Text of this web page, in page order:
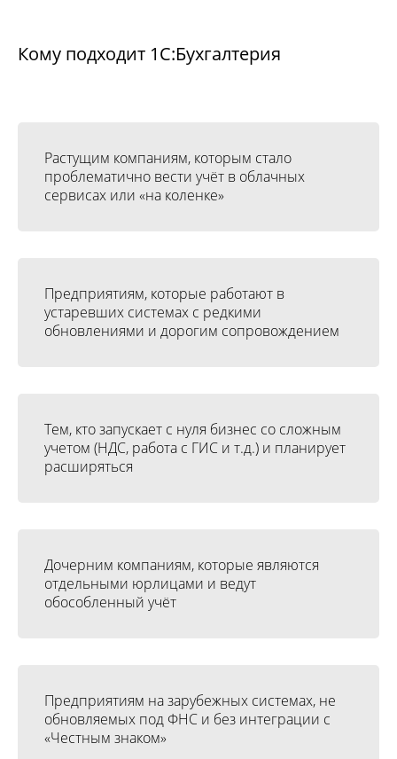
Кому подходит 1С:Бухгалтерия
Растущим компаниям, которым стало
проблематично вести учёт в облачных
сервисах или «на коленке»
Предприятиям, которые работают в
устаревших системах с редкими
обновлениями и дорогим сопровождением
Тем, кто запускает с нуля бизнес со сложным
учетом (НДС, работа с ГИС и т.д.) и планирует
расширяться
Дочерним компаниям, которые являются
отдельными юрлицами и ведут
обособленный учёт
Предприятиям на зарубежных системах, не
обновляемых под ФНС и без интеграции с
«Честным знаком»